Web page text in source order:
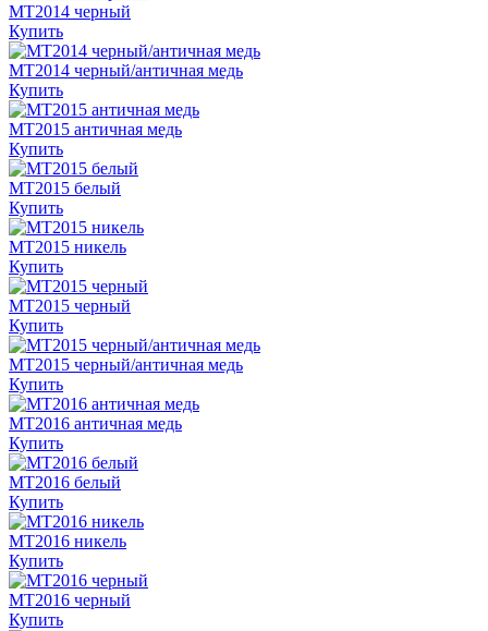
MT2014 черный
Купить
MT2014 черный/античная медь
Купить
MT2015 античная медь
Купить
MT2015 белый
Купить
MT2015 никель
Купить
MT2015 черный
Купить
MT2015 черный/античная медь
Купить
MT2016 античная медь
Купить
MT2016 белый
Купить
MT2016 никель
Купить
MT2016 черный
Купить